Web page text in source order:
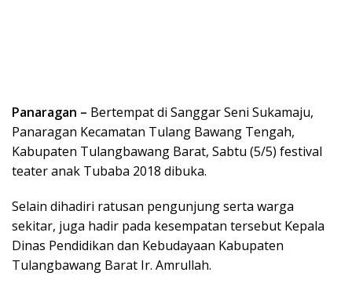
Panaragan – Bertempat di Sanggar Seni Sukamaju,
Panaragan Kecamatan Tulang Bawang Tengah,
Kabupaten Tulangbawang Barat, Sabtu (5/5) festival
teater anak Tubaba 2018 dibuka.
Selain dihadiri ratusan pengunjung serta warga
sekitar, juga hadir pada kesempatan tersebut Kepala
Dinas Pendidikan dan Kebudayaan Kabupaten
Tulangbawang Barat Ir. Amrullah.